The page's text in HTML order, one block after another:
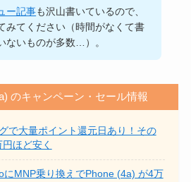
ー記事も沢山書いているので、
みてください（時間がなくて書
ないものが多数…）。
のキャンペーン・セール情報
で大量ポイント還元日あり！その
ほど安く
にMNP乗り換えでPhone (4a) が4万